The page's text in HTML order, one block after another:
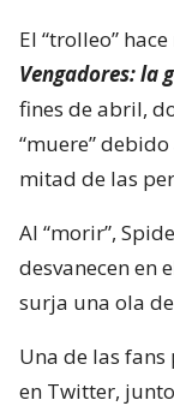
El “trolleo”
Vengadores: la
fines de abril,
“muere”
mitad de las
Al “morir”,
desvanecen en
surja una ola
Una de las
en Twitter,